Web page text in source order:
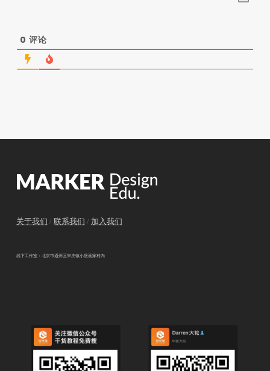
0 评论
关于我们 / 联系我们 / 加入我们
线下工作室：北京市通州区宋庄镇小堡画家村内